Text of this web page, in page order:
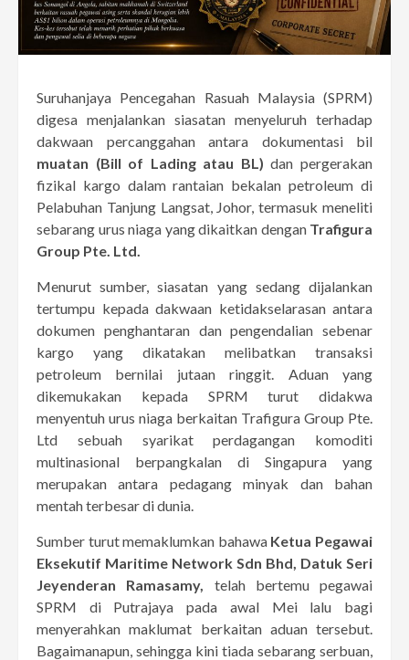
Suruhanjaya Pencegahan Rasuah Malaysia (SPRM)
digesa menjalankan siasatan menyeluruh terhadap
dakwaan percanggahan antara dokumentasi bil
muatan (Bill of Lading atau BL) dan pergerakan
fizikal kargo dalam rantaian bekalan petroleum di
Pelabuhan Tanjung Langsat, Johor, termasuk meneliti
sebarang urus niaga yang dikaitkan dengan Trafigura
Group Pte. Ltd.
Menurut sumber, siasatan yang sedang dijalankan
tertumpu kepada dakwaan ketidakselarasan antara
dokumen penghantaran dan pengendalian sebenar
kargo yang dikatakan melibatkan transaksi
petroleum bernilai jutaan ringgit. Aduan yang
dikemukakan kepada SPRM turut didakwa
menyentuh urus niaga berkaitan Trafigura Group Pte.
Ltd sebuah syarikat perdagangan komoditi
multinasional berpangkalan di Singapura yang
merupakan antara pedagang minyak dan bahan
mentah terbesar di dunia.
Sumber turut memaklumkan bahawa Ketua Pegawai
Eksekutif Maritime Network Sdn Bhd, Datuk Seri
Jeyenderan Ramasamy, telah bertemu pegawai
SPRM di Putrajaya pada awal Mei lalu bagi
menyerahkan maklumat berkaitan aduan tersebut.
Bagaimanapun, sehingga kini tiada sebarang serbuan,